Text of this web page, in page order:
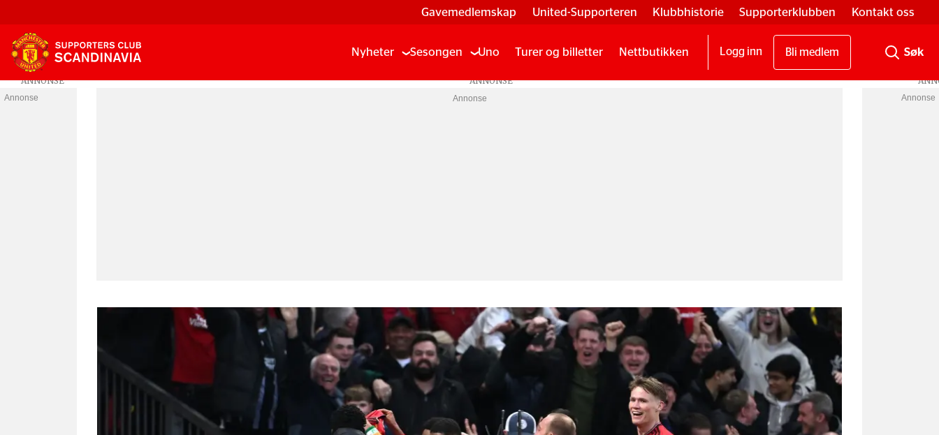
Gavemedlemskap United-Supporteren Klubbhistorie Supporterklubben Kontakt oss
Nyheter Sesongen Uno Turer og billetter Nettbutikken Logg inn Bli medlem
Annonse
Annonse Annonse